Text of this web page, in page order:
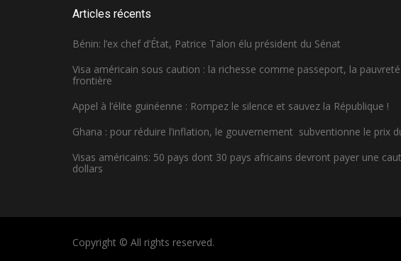
Articles récents
Bénin: l’ex chef d’État, Patrice Talon élu président du Sénat
Visa américain sous caution : la richesse comme passeport, la
frontière
Appel à l’élite guinéenne : Rompez le silence et sauvez la République !
Ghana : pour réduire l’inflation, le gouvernement subventionne le prix
Visas américains: 50 pays dont 30 pays africains devront payer une
dollars
Copyright © All rights reserved.